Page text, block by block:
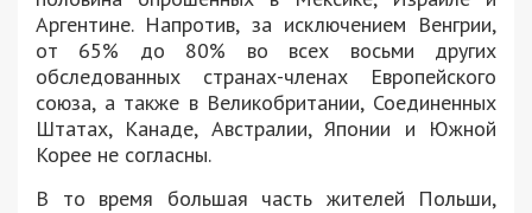
Аргентине. Напротив, за исключением Венгрии,
от 65% до 80% во всех восьми других
обследованных странах-членах Европейского
союза, а также в Великобритании, Соединенных
Штатах, Канаде, Австралии, Японии и Южной
Корее не согласны.
В то время большая часть жителей Польши,